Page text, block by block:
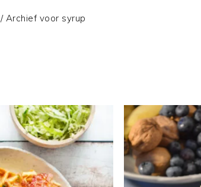
/Archief voor syrup